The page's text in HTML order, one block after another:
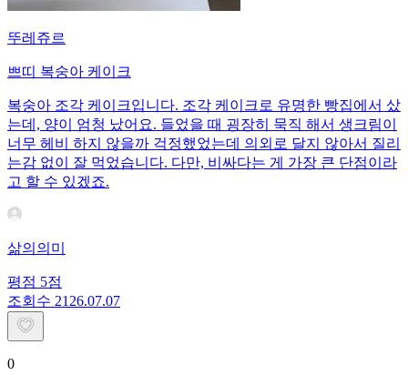
뚜레쥬르
쁘띠 복숭아 케이크
복숭아 조각 케이크입니다. 조각 케이크로 유명한 빵집에서 샀
는데, 양이 엄청 났어요. 들었을 때 굉장히 묵직 해서 생크림이
너무 헤비 하지 않을까 걱정했었는데 의외로 달지 않아서 질리
는감 없이 잘 먹었습니다. 다만, 비싸다는 게 가장 큰 단점이라
고 할 수 있겠죠.
삶의의미
평점 5점
조회수 21 26.07.07
0